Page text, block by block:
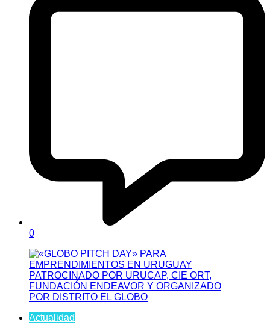
0
Actualidad